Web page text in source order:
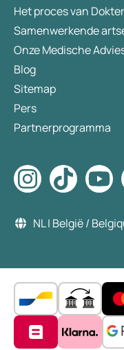
Het proces van
Samenwerkende
Onze Medische
Blog
Sitemap
Pers
Partnerprogramma
NL | België /